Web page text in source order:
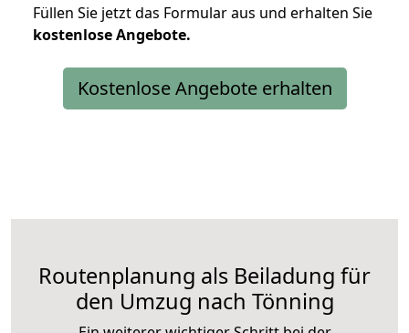
Füllen Sie jetzt das Formular aus und erhalten Sie
kostenloseAngebote.
Kostenlose Angebote erhalten
Routenplanung als Beiladung für
den Umzug nach Tönning